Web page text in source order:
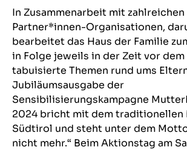
In Zusammenarbeit mit zahlreichen
Partner*innen-Organisationen,
bearbeitet das Haus der Familie
in Folge jeweils in der Zeit vor
tabuisierte Themen rund ums
Jubiläumsausgabe der
Sensibilisierungskampagne
2024 bricht mit dem
Südtirol und steht unter dem
nicht mehr.“ Beim Aktionstag am